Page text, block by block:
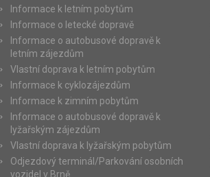
Informace k letním pobytům
Informace o letecké dopravě
Informace o autobusové dopravě k
letním zájezdům
Vlastní doprava k letním pobytům
Informace k cyklozájezdům
Informace k zimním pobytům
Informace o autobusové dopravě k
lyžařským zájezdům
Vlastní doprava k lyžařským pobytům
Odjezdový terminál/Parkování osobních
vozidel v Brně